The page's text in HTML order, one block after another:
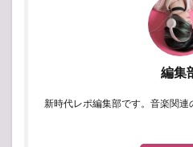
編集
新時代レポ編集部です。音楽関連